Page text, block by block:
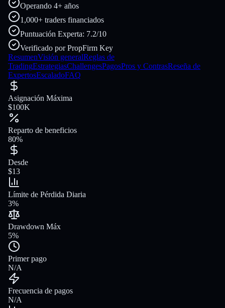
Operando 4+ años
1,000+ traders financiados
Puntuación Experta: 7.2/10
Verificado por PropFirm Key
ResumenVisión generalReglas de
TradingEstrategiasChallengesPagosPros y ContrasReseña de
ExpertosEscaladoFAQ
Asignación Máxima
$100K
Reparto de beneficios
80%
Desde
$13
Límite de Pérdida Diaria
3%
Drawdown Máx
5%
Primer pago
N/A
Frecuencia de pagos
N/A